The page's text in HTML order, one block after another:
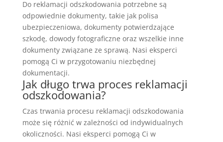
Do reklamacji odszkodowania potrzebne są
odpowiednie dokumenty, takie jak polisa
ubezpieczeniowa, dokumenty potwierdzające
szkodę, dowody fotograficzne oraz wszelkie inne
dokumenty związane ze sprawą. Nasi eksperci
pomogą Ci w przygotowaniu niezbędnej
dokumentacji.
Jak długo trwa proces reklamacji
odszkodowania?
Czas trwania procesu reklamacji odszkodowania
może się różnić w zależności od indywidualnych
okoliczności. Nasi eksperci pomogą Ci w